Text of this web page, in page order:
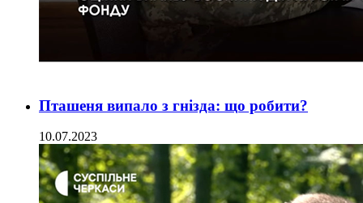
Пташеня випало з гнізда: що робити?
10.07.2023